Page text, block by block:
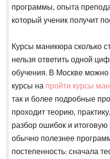
программы, опыта
который ученик получит
Курсы маникюра сколько
нельзя ответить одной
обучения. В Москве можно
курсы на пройти курсы
так и более подробные
проходит теорию,
разбор ошибок и итоговую
обычно полезнее
постепенность: сначала